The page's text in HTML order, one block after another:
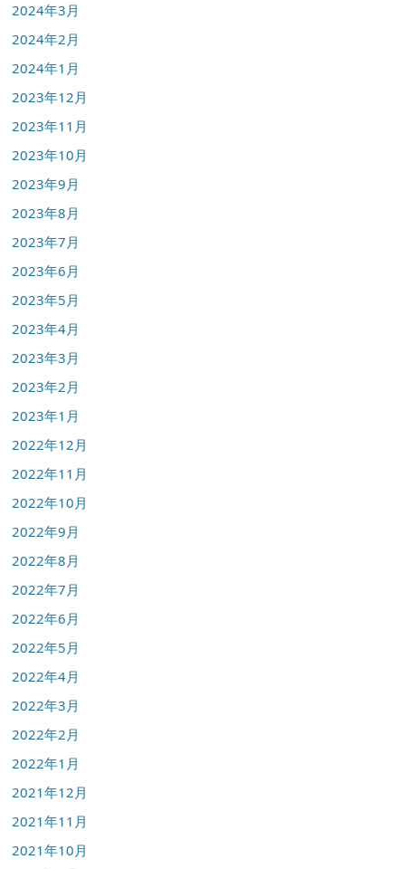
2024年3月
2024年2月
2024年1月
2023年12月
2023年11月
2023年10月
2023年9月
2023年8月
2023年7月
2023年6月
2023年5月
2023年4月
2023年3月
2023年2月
2023年1月
2022年12月
2022年11月
2022年10月
2022年9月
2022年8月
2022年7月
2022年6月
2022年5月
2022年4月
2022年3月
2022年2月
2022年1月
2021年12月
2021年11月
2021年10月